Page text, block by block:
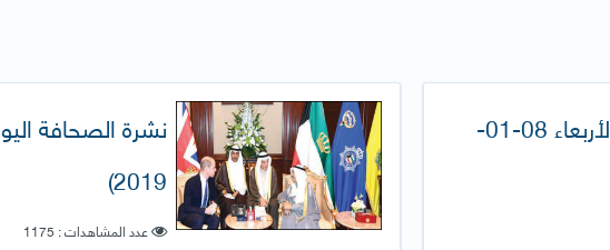
نشرة الصحافة اليومية (يوم الأربعاء 08-01-
2019)
عدد المشاهدات : 1175